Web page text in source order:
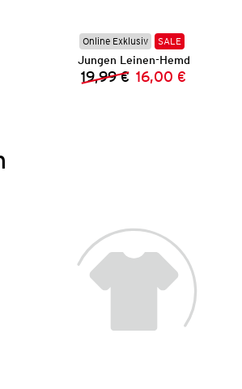
Online Exklusiv SALE
Jungen Leinen-Hemd
Vorheriger Preis:
19,99 € Neuer Preis:
16,00 €